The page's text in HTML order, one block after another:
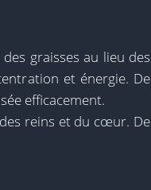
graisses au lieu des
et énergie. De
efficacement.
reins et du cœur. De